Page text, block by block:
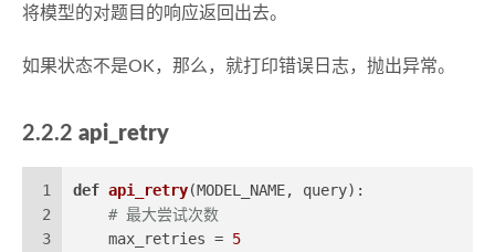
将模型的对题目的响应返回出去。
如果状态不是OK，那么，就打印错误日志，抛出异常。
2.2.2 api_retry
1
2
3
def api_retry(MODEL_NAME, query):
# 最大尝试次数
    max_retries =
5